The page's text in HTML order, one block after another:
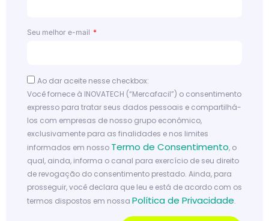
Seu melhor e-mail
Ao dar aceite nesse checkbox:
Você fornece à INOVATECH (“Mercafacil”) o consentimento
expresso para tratar seus dados pessoais e compartilhá-
los com empresas de nosso grupo econômico,
exclusivamente para as finalidades e nos limites
informados em nosso Termo de Consentimento, o
qual, ainda, informa o canal para exercício de seu direito
de revogação do consentimento prestado. Ainda, para
prosseguir, você declara que leu e está de acordo com os
termos dispostos em nossa Política de Privacidade.